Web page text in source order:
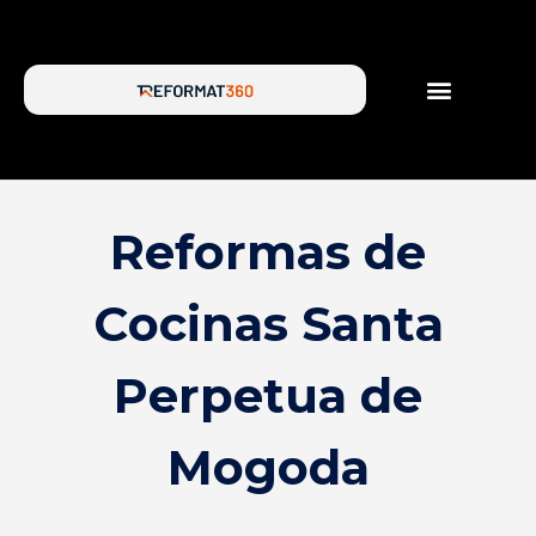
Reformas de
Cocinas Santa
Perpetua de
Mogoda